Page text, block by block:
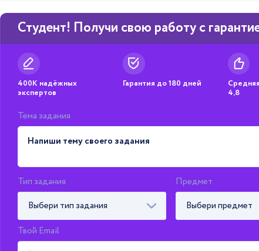
Студент! Получи свою работу с
400К надёжных
экспертов
Гарантия до 180 дней
4,8
Тема задания
Тип задания
Выбери тип задания
Предмет
Выбери предмет
Твой Email